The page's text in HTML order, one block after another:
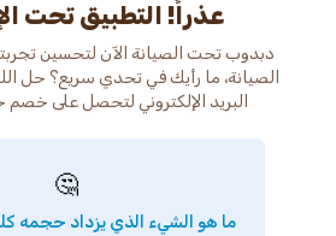
عذراً! التطبيق تحت
دبدوب تحت الصيانة الآن لتحسين
الصيانة، ما رأيك في تحدي سريع؟ حل
البريد الإلكتروني لتحصل على
🤔
ما هو الشيء الذي يزداد حجمه